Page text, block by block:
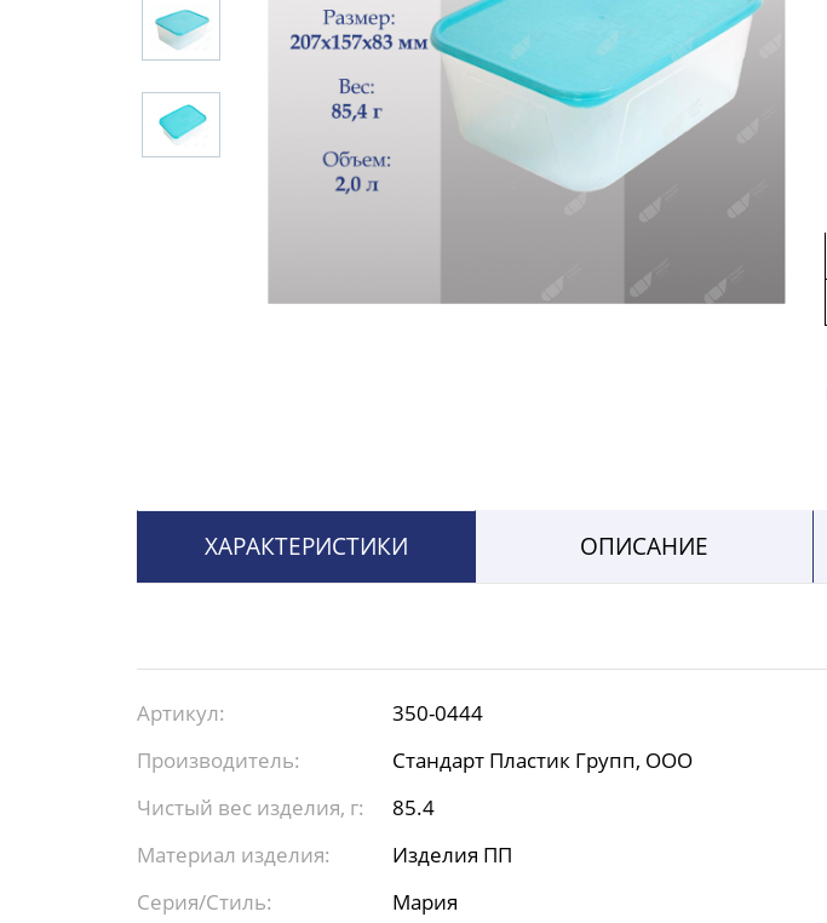
ХАРАКТЕРИСТИКИ ОПИСАНИЕ
Артикул:
350-0444
Производитель:
Стандарт Пластик Групп, ООО
Чистый вес изделия, г:
85.4
Материал изделия:
Изделия ПП
Серия/Стиль:
Мария